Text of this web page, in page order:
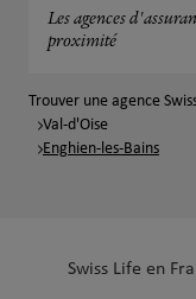
Les agences
proximité
Trouver une agence
Val-d'Oise
Enghien-les-Bains
Swiss Life en